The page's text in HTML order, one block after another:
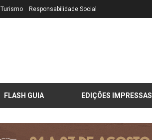
Turismo Responsabilidade Social
FLASH GUIA EDIÇÕES IMPRESSAS